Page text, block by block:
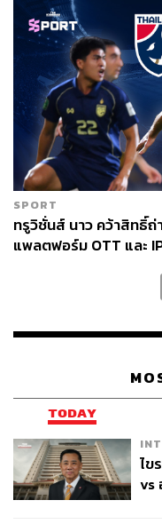
SPORT
ทรูวิชั่นส์ นาว คว้าสิทธิ์
แพลตฟอร์ม OTT และ
TODAY
ไข
vs